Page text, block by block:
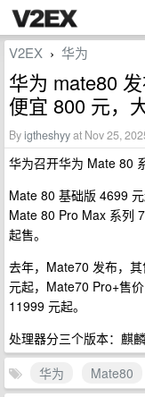
V2EX › 华为
华为 mate80
便宜 800 元，
Byigtheshyyat Nov 25,
华为召开华为 Mate 80
Mate 80 基础版 4699
Mate 80 Pro Max 系列
起售。
去年，Mate70 发布，
元起，Mate70 Pro+售
11999 元起。
处理器分三个版本：麒
华为
Mate80